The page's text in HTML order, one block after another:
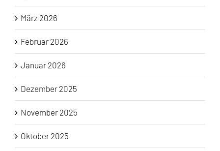
März 2026
Februar 2026
Januar 2026
Dezember 2025
November 2025
Oktober 2025